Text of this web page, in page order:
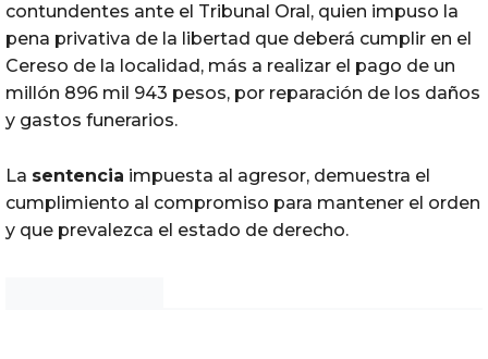
contundentes ante el Tribunal Oral, quien impuso la
pena privativa de la libertad que deberá cumplir en el
Cereso de la localidad, más a realizar el pago de un
millón 896 mil 943 pesos, por reparación de los daños
y gastos funerarios.
La sentencia impuesta al agresor, demuestra el
cumplimiento al compromiso para mantener el orden
y que prevalezca el estado de derecho.